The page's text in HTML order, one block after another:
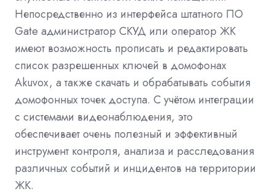
Непосредственно из интерфейса штатного ПО
Gate администратор СКУД или оператор ЖК
имеют возможность прописать и редактировать
список разрешенных ключей в домофонах
Akuvox, а также скачать и обрабатывать события
домофонных точек доступа. С учётом интеграции
с системами видеонаблюдения, это
обеспечивает очень полезный и эффективный
инструмент контроля, анализа и расследования
различных событий и инцидентов на территории
ЖК.